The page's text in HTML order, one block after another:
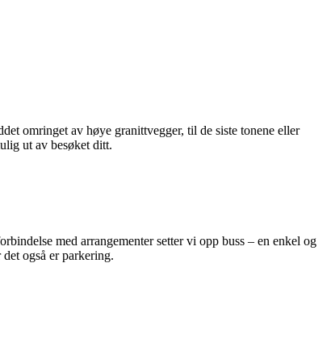
omringet av høye granittvegger, til de siste tonene eller
ut av besøket ditt.
med arrangementer setter vi opp buss – en enkel og
også er parkering.